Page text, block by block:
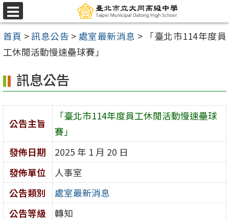
跳
至
主
要
容
區
選
單
首頁 >訊息公告 > 處室最新消息 > 「臺北市114年度員
工休閒活動慢速壘球賽」
訊息公告
公告主旨
「臺北市114年度員工休閒活動慢速壘球
賽」
發佈日期
2025 年 1 月 20 日
發佈單位
人事室
公告類別
處室最新消息
公告等級
轉知